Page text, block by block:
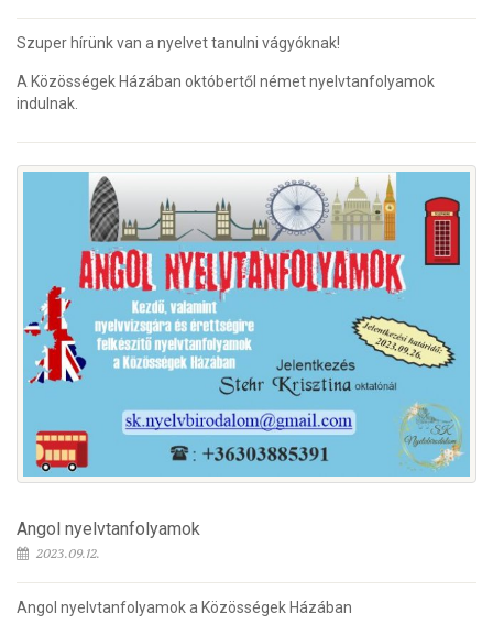
Szuper hírünk van a nyelvet tanulni vágyóknak!
A Közösségek Házában októbertől német nyelvtanfolyamok
indulnak.
Angol nyelvtanfolyamok
2023.09.12.
Angol nyelvtanfolyamok a Közösségek Házában